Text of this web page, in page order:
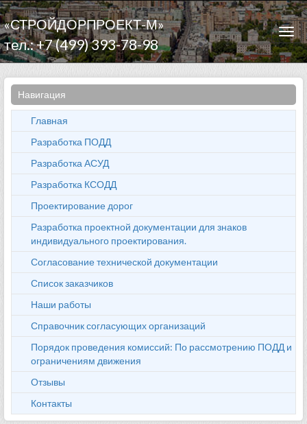
«СТРОЙДОРПРОЕКТ-М»
тел.: +7 (499) 393-78-98
Навигация
Главная
Разработка ПОДД
Разработка АСУД
Разработка КСОДД
Проектирование дорог
Разработка проектной документации для знаков
индивидуального проектирования.
Согласование технической документации
Список заказчиков
Наши работы
Справочник согласующих организаций
Порядок проведения комиссий: По рассмотрению ПОДД и
ограничениям движения
Отзывы
Контакты